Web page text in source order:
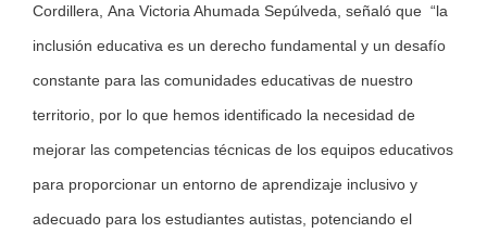
Cordillera, Ana Victoria Ahumada Sepúlveda, señaló que “la
inclusión educativa es un derecho fundamental y un desafío
constante para las comunidades educativas de nuestro
territorio, por lo que hemos identificado la necesidad de
mejorar las competencias técnicas de los equipos educativos
para proporcionar un entorno de aprendizaje inclusivo y
adecuado para los estudiantes autistas, potenciando el